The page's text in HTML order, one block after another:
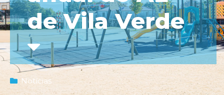
de Vila Verde
Notícias